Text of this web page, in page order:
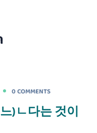
0 COMMENTS
)ㄴ다는 것이